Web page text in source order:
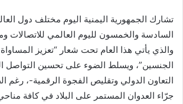
تشارك الجمهورية اليمنية اليوم مختلف دول
السادسة والخمسون لليوم العالمي للاتصالات
والذي يأتي هذا العام تحت شعار “تعزيز
الجنسين”، ويسلط الضوء على تحسين التواصل
التعاون الدولي وتقليص الفجوة الرقمية-، رغم
جرّاء العدوان المستمر على البلاد في كافة مناحي